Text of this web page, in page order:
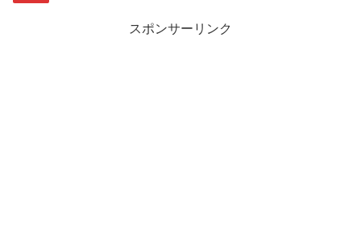
スポンサーリンク